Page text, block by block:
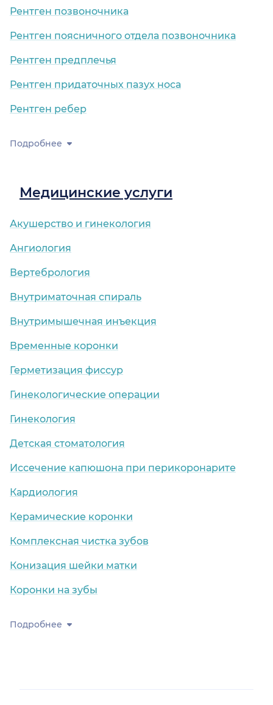
Рентген позвоночника
Рентген поясничного отдела позвоночника
Рентген предплечья
Рентген придаточных пазух носа
Рентген ребер
Подробнее
Медицинские услуги
Акушерство и гинекология
Ангиология
Вертебрология
Внутриматочная спираль
Внутримышечная инъекция
Временные коронки
Герметизация фиссур
Гинекологические операции
Гинекология
Детская стоматология
Иссечение капюшона при перикоронарите
Кардиология
Керамические коронки
Комплексная чистка зубов
Конизация шейки матки
Коронки на зубы
Подробнее